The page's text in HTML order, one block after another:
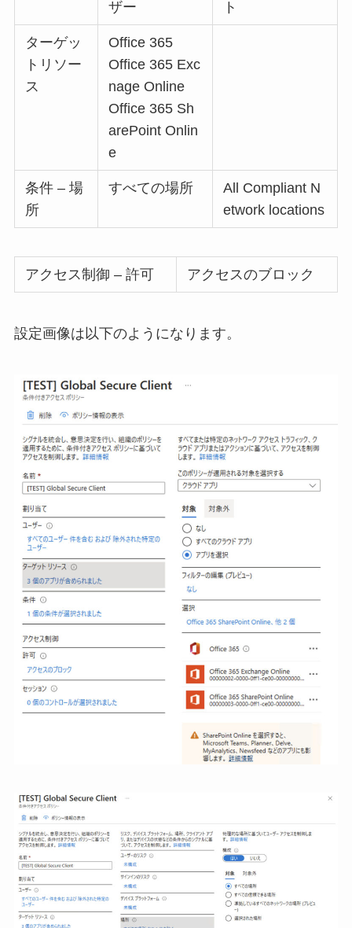
ザー ト
ターゲッ
トリソー
ス
Office 365
Office 365 Exc
nage Online
Office 365 Sh
arePoint Onlin
e
条件 – 場
所
すべての場所
All Compliant N
etwork locations
アクセス制御 – 許可 アクセスのブロック
設定画像は以下のようになります。